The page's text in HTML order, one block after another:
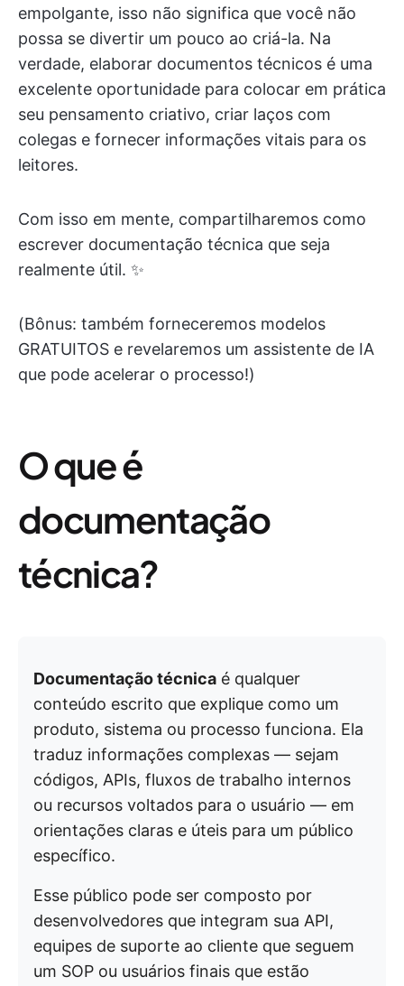
empolgante, isso não significa que você não
possa se divertir um pouco ao criá-la. Na
verdade, elaborar documentos técnicos é uma
excelente oportunidade para colocar em prática
seu pensamento criativo, criar laços com
colegas e fornecer informações vitais para os
leitores.
Com isso em mente, compartilharemos como
escrever documentação técnica que seja
realmente útil. ✨
(Bônus: também forneceremos modelos
GRATUITOS e revelaremos um assistente de IA
que pode acelerar o processo!)
O que é
documentação
técnica?
Documentação técnica é qualquer
conteúdo escrito que explique como um
produto, sistema ou processo funciona. Ela
traduz informações complexas — sejam
códigos, APIs, fluxos de trabalho internos
ou recursos voltados para o usuário — em
orientações claras e úteis para um público
específico.
Esse público pode ser composto por
desenvolvedores que integram sua API,
equipes de suporte ao cliente que seguem
um SOP ou usuários finais que estão